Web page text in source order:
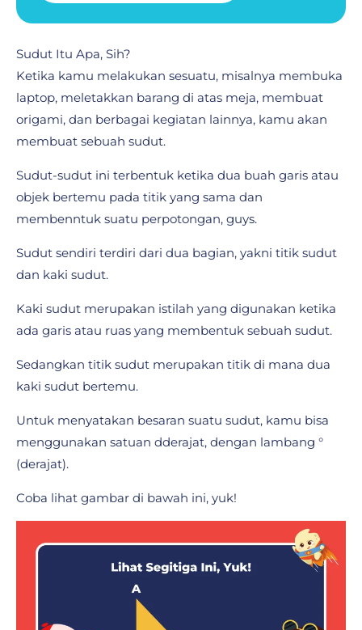
Sudut Itu Apa, Sih?
Ketika kamu melakukan sesuatu, misalnya membuka
laptop, meletakkan barang di atas meja, membuat
origami, dan berbagai kegiatan lainnya, kamu akan
membuat sebuah sudut.
Sudut-sudut ini terbentuk ketika dua buah garis atau
objek bertemu pada titik yang sama dan
membenntuk suatu perpotongan, guys.
Sudut sendiri terdiri dari dua bagian, yakni titik sudut
dan kaki sudut.
Kaki sudut merupakan istilah yang digunakan ketika
ada garis atau ruas yang membentuk sebuah sudut.
Sedangkan titik sudut merupakan titik di mana dua
kaki sudut bertemu.
Untuk menyatakan besaran suatu sudut, kamu bisa
menggunakan satuan dderajat, dengan lambang °
(derajat).
Coba lihat gambar di bawah ini, yuk!